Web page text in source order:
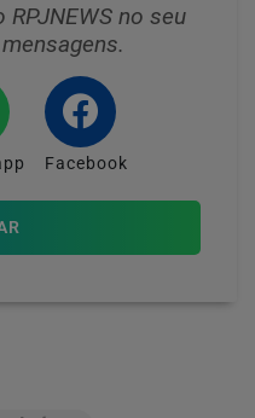
no seu
Facebook